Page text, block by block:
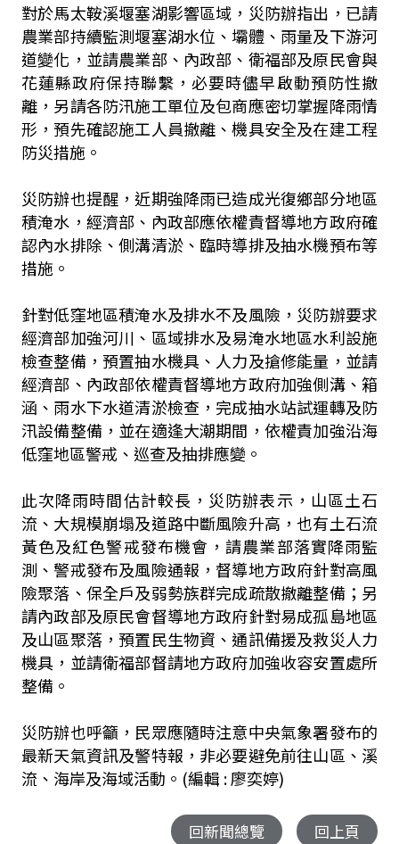
對於馬太鞍溪堰塞湖影響區域，災防辦指出，已請
農業部持續監測堰塞湖水位、壩體、雨量及下游河
道變化，並請農業部、內政部、衛福部及原民會與
花蓮縣政府保持聯繫，必要時儘早啟動預防性撤
離，另請各防汛施工單位及包商應密切掌握降雨情
形，預先確認施工人員撤離、機具安全及在建工程
防災措施。
災防辦也提醒，近期強降雨已造成光復鄉部分地區
積淹水，經濟部、內政部應依權責督導地方政府確
認內水排除、側溝清淤、臨時導排及抽水機預布等
措施。
針對低窪地區積淹水及排水不及風險，災防辦要求
經濟部加強河川、區域排水及易淹水地區水利設施
檢查整備，預置抽水機具、人力及搶修能量，並請
經濟部、內政部依權責督導地方政府加強側溝、箱
涵、雨水下水道清淤檢查，完成抽水站試運轉及防
汛設備整備，並在適逢大潮期間，依權責加強沿海
低窪地區警戒、巡查及抽排應變。
此次降雨時間估計較長，災防辦表示，山區土石
流、大規模崩塌及道路中斷風險升高，也有土石流
黃色及紅色警戒發布機會，請農業部落實降雨監
測、警戒發布及風險通報，督導地方政府針對高風
險聚落、保全戶及弱勢族群完成疏散撤離整備；另
請內政部及原民會督導地方政府針對易成孤島地區
及山區聚落，預置民生物資、通訊備援及救災人力
機具，並請衛福部督請地方政府加強收容安置處所
整備。
災防辦也呼籲，民眾應隨時注意中央氣象署發布的
最新天氣資訊及警特報，非必要避免前往山區、溪
流、海岸及海域活動。(編輯 : 廖奕婷)
回新聞總覽 回上頁